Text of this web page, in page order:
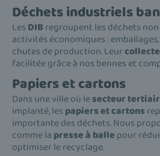
Déchets industriels
Les DIB regroupent les déchets
activités économiques :
chutes de production. Leur
facilitée grâce à nos bennes et
Papiers et cartons
Dans une ville où lesecteur
implanté, les papiers et cartons
importante des déchets. Nous
comme la presse à balle pour
optimiser le recyclage.